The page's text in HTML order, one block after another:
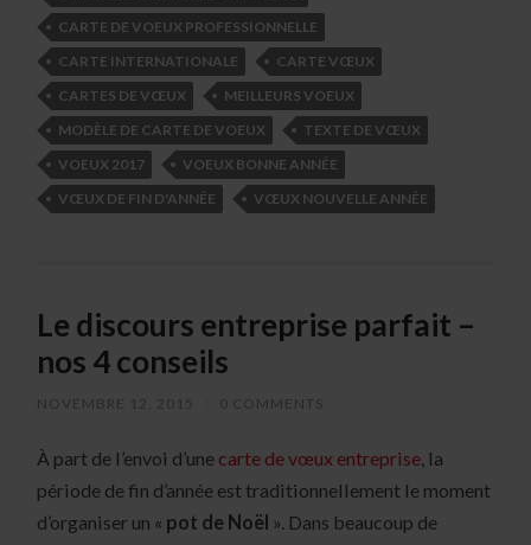
CARTE DE VOEUX PROFESSIONNELLE
CARTE INTERNATIONALE
CARTE VŒUX
CARTES DE VŒUX
MEILLEURS VOEUX
MODÈLE DE CARTE DE VOEUX
TEXTE DE VŒUX
VOEUX 2017
VOEUX BONNE ANNÉE
VŒUX DE FIN D'ANNÉE
VŒUX NOUVELLE ANNÉE
Le discours entreprise parfait –
nos 4 conseils
NOVEMBRE 12, 2015 0 COMMENTS
À part de l’envoi d’une carte de vœux entreprise, la
période de fin d’année est traditionnellement le moment
d’organiser un « pot de Noël ». Dans beaucoup de